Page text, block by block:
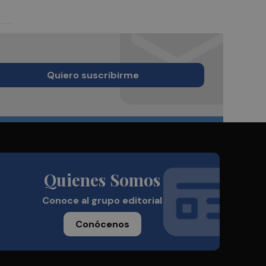
Quiero suscribirme
Quienes Somos
Conoce al grupo editorial
Conócenos